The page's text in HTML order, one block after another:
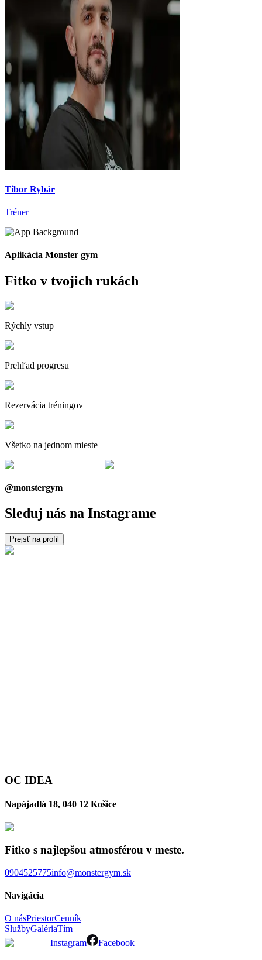
Tibor Rybár
Tréner
Aplikácia Monster gym
Fitko v tvojich rukách
Rýchly vstup
Prehľad progresu
Rezervácia tréningov
Všetko na jednom mieste
@monstergym
Sleduj nás na Instagrame
Prejsť na profil
OC IDEA
Napájadlá 18, 040 12 Košice
Fitko s najlepšou atmosférou v meste.
0904525775info@monstergym.sk
Navigácia
O násPriestorCenník
SlužbyGalériaTím
Instagram
Facebook